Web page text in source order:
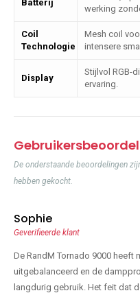
Batterij
werking
Coil
Technologie
Mesh coil
intensere
Display
Stijlvol RGB-
ervaring.
De onderstaande beoordelingen
hebben gekocht.
Sophie
Geverifieerde klant
De RandM Tornado 9000 heeft
uitgebalanceerd en de
langdurig gebruik. Het feit dat